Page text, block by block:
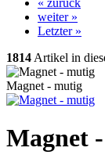
« zurück
weiter »
Letzter »
1814 Artikel in
Magnet - mutig
Magnet